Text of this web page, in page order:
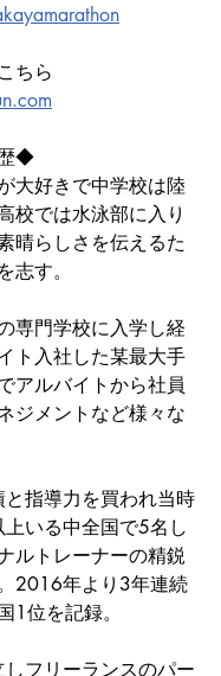
ちら
◆
大好きで中学校は陸
校では水泳部に入り
晴らしさを伝えるた
志す。
専門学校に入学し経
ト入社した某最大手
アルバイトから社員
ジメントなど様々な
指導力を買われ当時
いる中全国で5名し
ルトレーナーの精鋭
2016年より3年連続
1位を記録。
フリーランスのパー